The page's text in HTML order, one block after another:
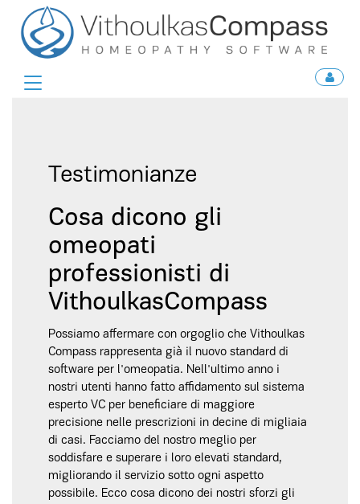
Toggle
Testimonianze
Cosa dicono gli
omeopati
professionisti di
VithoulkasCompass
Possiamo affermare con orgoglio che Vithoulkas
Compass rappresenta già il nuovo standard di
software per l'omeopatia. Nell'ultimo anno i
nostri utenti hanno fatto affidamento sul sistema
esperto VC per beneficiare di maggiore
precisione nelle prescrizioni in decine di migliaia
di casi. Facciamo del nostro meglio per
soddisfare e superare i loro elevati standard,
migliorando il servizio sotto ogni aspetto
possibile. Ecco cosa dicono dei nostri sforzi gli